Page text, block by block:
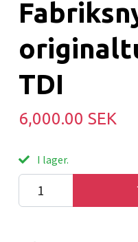
TDI
6,000.00 SEK
I lager.